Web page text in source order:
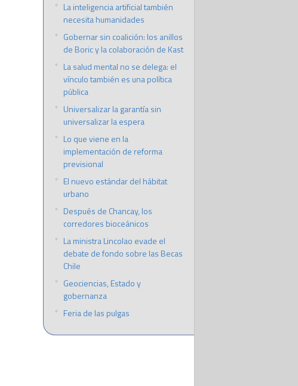
La inteligencia artificial también
necesita humanidades
Gobernar sin coalición: los anillos
de Boric y la colaboración de Kast
La salud mental no se delega: el
vínculo también es una política
pública
Universalizar la garantía sin
universalizar la espera
Lo que viene en la
implementación de reforma
previsional
El nuevo estándar del hábitat
urbano
Después de Chancay, los
corredores bioceánicos
La ministra Lincolao evade el
debate de fondo sobre las Becas
Chile
Geociencias, Estado y
gobernanza
Feria de las pulgas